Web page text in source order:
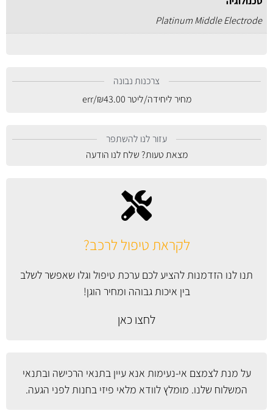
לקראת טיפול לרכב?
תנו לנו הזדמנות להציע לכם ערכת טיפול וגלו שאפשר לשלב
בין איכות גבוהה ומחיר הוגן!
לחצו כאן
על מנת לצמצם אי-נעימות אנא עייןבתנאי הרכישה ובתנאי
המשלוח שלנו. מומלץ לוודא מלאי פיזי בחנות לפני הגעה.
Platinum Middle Electrode
צרכנות נבונה
מחיר ליחידה/ליטר
₪43.00
/err
עזור לנו להשתפר
מצאת טעות? שלח לנו הודעה